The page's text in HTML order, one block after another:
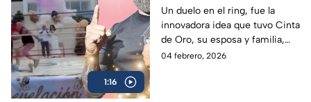
1:16
revelación de género
en un ring de lucha
libre
Un duelo en el ring, fue la
innovadora idea que tuvo Cinta
de Oro, su esposa y familia,
para anunciar y celebrar la
04 febrero, 2026